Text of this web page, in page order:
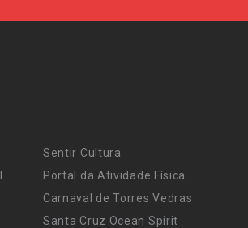
Sentir Cultura
Portal da Atividade Física
Carnaval de Torres Vedras
Santa Cruz Ocean Spirit